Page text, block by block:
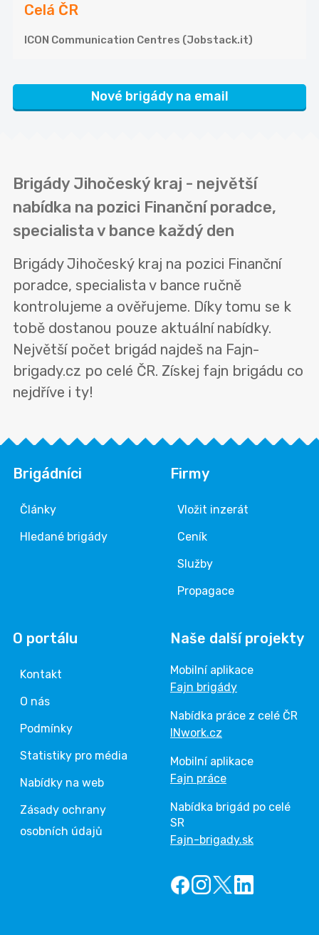
Celá ČR
ICON Communication Centres (Jobstack.it)
Nové brigády na email
Brigády Jihočeský kraj - největší
nabídka na pozici Finanční poradce,
specialista v bance každý den
Brigády Jihočeský kraj na pozici Finanční
poradce, specialista v bance ručně
kontrolujeme a ověřujeme. Díky tomu se k
tobě dostanou pouze aktuální nabídky.
Největší počet brigád najdeš na Fajn-
brigady.cz po celé ČR. Získej fajn brigádu co
nejdříve i ty!
Brigádníci
Články
Hledané brigády
Firmy
Vložit inzerát
Ceník
Služby
Propagace
O portálu
Kontakt
O nás
Podmínky
Statistiky pro média
Nabídky na web
Zásady ochrany
osobních údajů
Naše další projekty
Mobilní aplikace
Fajn brigády
Nabídka práce z celé ČR
INwork.cz
Mobilní aplikace
Fajn práce
Nabídka brigád po celé
SR
Fajn-brigady.sk